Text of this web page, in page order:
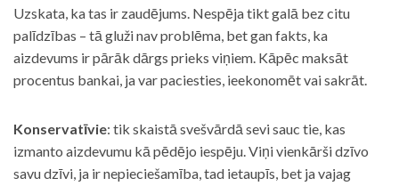
Uzskata, ka tas ir zaudējums. Nespēja tikt galā bez citu
palīdzības – tā gluži nav problēma, bet gan fakts, ka
aizdevums ir pārāk dārgs prieks viņiem. Kāpēc maksāt
procentus bankai, ja var paciesties, ieekonomēt vai sakrāt.
Konservatīvie: tik skaistā svešvārdā sevi sauc tie, kas
izmanto aizdevumu kā pēdējo iespēju. Viņi vienkārši dzīvo
savu dzīvi, ja ir nepieciešamība, tad ietaupīs, bet ja vajag